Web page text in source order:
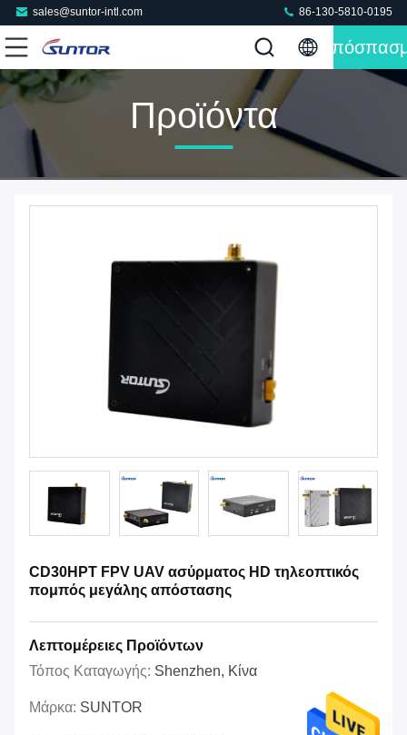
sales@suntor-intl.com 86-130-5810-0195
Προϊόντα
CD30HPT FPV UAV ασύρματος HD τηλεοπτικός
πομπός μεγάλης απόστασης
Λεπτομέρειες Προϊόντων
Τόπος Καταγωγής: Shenzhen, Κίνα
Μάρκα: SUNTOR